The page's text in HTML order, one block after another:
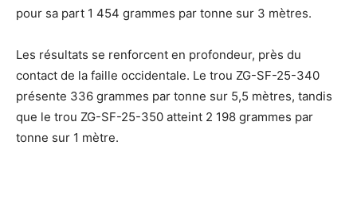
pour sa part 1 454 grammes par tonne sur 3 mètres.
Les résultats se renforcent en profondeur, près du
contact de la faille occidentale. Le trou ZG-SF-25-340
présente 336 grammes par tonne sur 5,5 mètres, tandis
que le trou ZG-SF-25-350 atteint 2 198 grammes par
tonne sur 1 mètre.